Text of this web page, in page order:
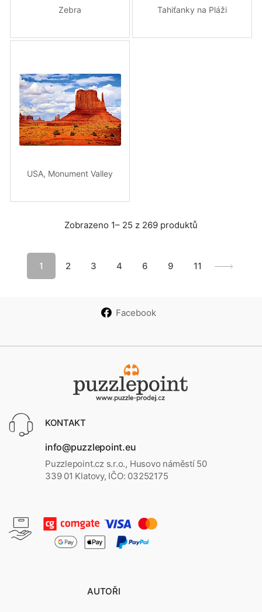
Zebra Tahiťanky na Pláži
USA, Monument Valley
Zobrazeno 1– 25 z 269 produktů
1 2 3 4 6 9 11
Facebook
KONTAKT
info@puzzlepoint.eu
Puzzlepoint.cz s.r.o., Husovo náměstí 50
339 01 Klatovy, IČO: 03252175
AUTOŘI